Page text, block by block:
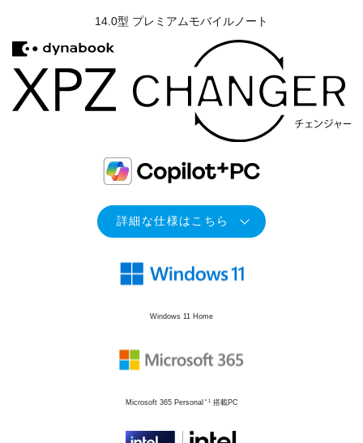
14.0型 プレミアムモバイルノート
詳細な仕様はこちら
Windows 11 Home
Microsoft 365 Personal ＊1搭載PC